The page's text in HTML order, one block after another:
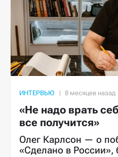
ИНТЕРВЬЮ
«Не надо врать
все получится»
Олег Карлсон — о
«Сделано в России»,